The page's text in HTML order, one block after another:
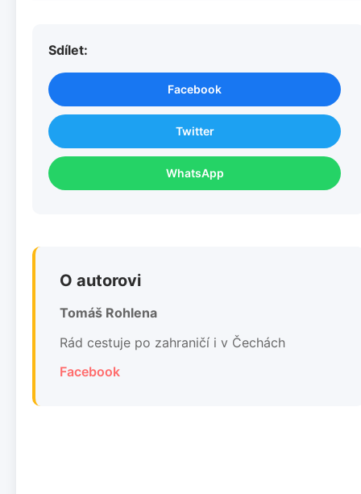
Sdílet:
Facebook
Twitter
WhatsApp
O autorovi
Tomáš Rohlena
Rád cestuje po zahraničí i v Čechách
Facebook